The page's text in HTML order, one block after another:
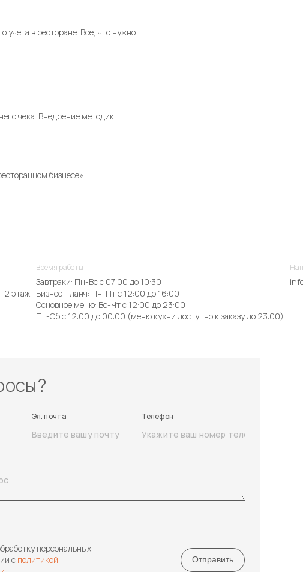
в ресторане. Все, что нужно
чека. Внедрение методик
бизнесе».
2 этаж
Время работы
Завтраки: Пн-Вс с 07:00 до 10:30
Бизнес - ланч: Пн-Пт с 12:00 до 16:00
Основное меню: Вс-Чт с 12:00 до 23:00
Пт-Сб с 12:00 до 00:00 (меню кухни доступно к заказу до 23:00)
Эл. почта Телефон
персональных
с политикой